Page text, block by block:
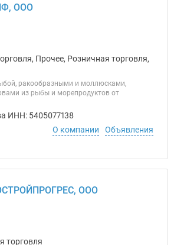
ООО
Прочее, Розничная торговля,
ракообразными и моллюсками,
из рыбы и морепродуктов от
ИНН: 5405077138
О компании
Объявления
ООО
торговля